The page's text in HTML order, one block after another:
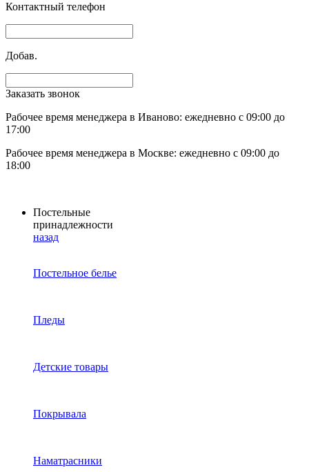
Контактный телефон
Добав.
Заказать звонок
Рабочее время менеджера в Иваново: ежедневно с 09:00 до
17:00
Рабочее время менеджера в Москве: ежедневно с 09:00 до
18:00
Постельные
принадлежности
назад
Постельное белье
Пледы
Детские товары
Покрывала
Наматрасники